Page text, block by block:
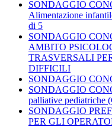
SONDAGGIO
Alimentazione
di 5
SONDAGGIO
AMBITO
TRASVERSALI
DIFFICILI
SONDAGGIO
SONDAGGIO
palliative pediatriche
SONDAGGIO
PER GLI